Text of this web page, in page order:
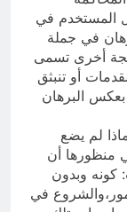
المستخدم في
في جملة
أخرى تسمى
أو تنبثق
بعكس البرهان
لم يضع
منظورها أن
كونه وبدون
في